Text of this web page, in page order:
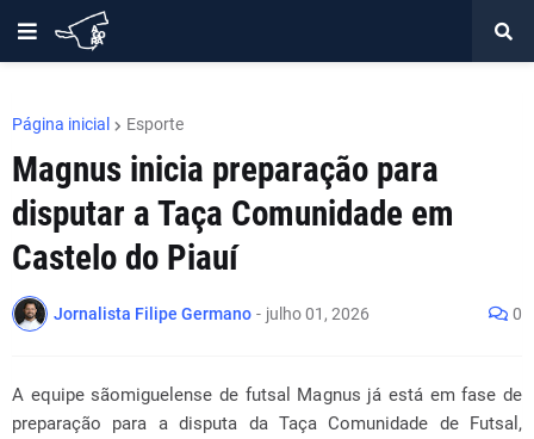
Página inicial Esporte
Magnus inicia preparação para
disputar a Taça Comunidade em
Castelo do Piauí
Jornalista Filipe Germano - julho 01, 2026 0
A equipe sãomiguelense de futsal Magnus já está em fase de
preparação para a disputa da Taça Comunidade de Futsal,